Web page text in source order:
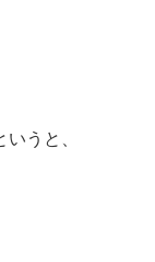
うと、